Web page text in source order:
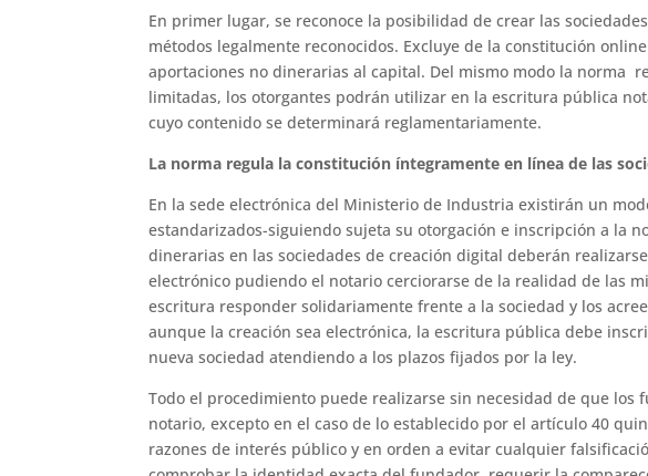
En primer lugar, se reconoce la posibilidad de crear las
métodos legalmente reconocidos. Excluye de la constitución
aportaciones no dinerarias al capital. Del mismo modo la norma
limitadas, los otorgantes podrán utilizar en la escritura pública
cuyo contenido se determinará reglamentariamente.
La norma regula la constitución íntegramente en línea de las
En la sede electrónica del Ministerio de Industria existirán un
estandarizados-siguiendo sujeta su otorgación e inscripción a la
dinerarias en las sociedades de creación digital deberán
electrónico pudiendo el notario cerciorarse de la realidad de las
escritura responder solidariamente frente a la sociedad y los
aunque la creación sea electrónica, la escritura pública debe
nueva sociedad atendiendo a los plazos fijados por la ley.
Todo el procedimiento puede realizarse sin necesidad de que los
notario, excepto en el caso de lo establecido por el artículo 40
razones de interés público y en orden a evitar cualquier